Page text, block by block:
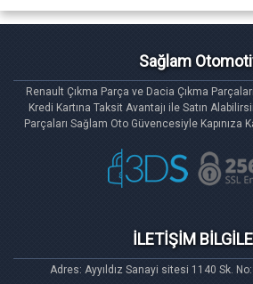
Sağlam
Renault Çıkma Parça ve Dacia Çıkma
Kredi Kartına Taksit Avantajı ile Satın
Parçaları Sağlam Oto Güvencesiyle Kapınıza
İLETİŞİM
Adres: Ayyıldız Sanayi sitesi 1140 Sk.